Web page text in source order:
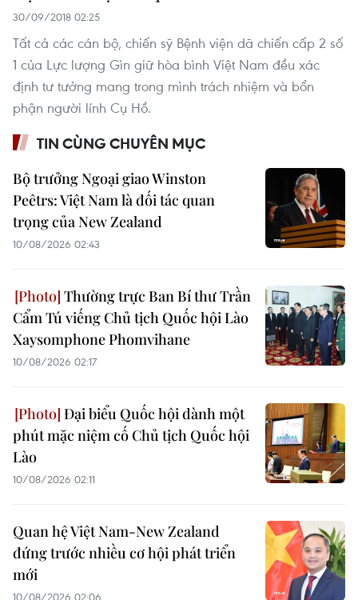
30/09/2018 02:25
Tất cả các cán bộ, chiến sỹ Bệnh viện dã chiến cấp 2 số
1 của Lực lượng Gìn giữ hòa bình Việt Nam đều xác
định tư tưởng mang trong mình trách nhiệm và bổn
phận người lính Cụ Hồ.
TIN CÙNG CHUYÊN MỤC
Bộ trưởng Ngoại giao Winston
Peêtrs: Việt Nam là đối tác quan
trọng của New Zealand
10/08/2026 02:43
Thường trực Ban Bí thư Trần
Cẩm Tú viếng Chủ tịch Quốc hội Lào
Xaysomphone Phomvihane
10/08/2026 02:17
Đại biểu Quốc hội dành một
phút mặc niệm cố Chủ tịch Quốc hội
Lào
10/08/2026 02:11
Quan hệ Việt Nam-New Zealand
đứng trước nhiều cơ hội phát triển
mới
10/08/2026 02:06